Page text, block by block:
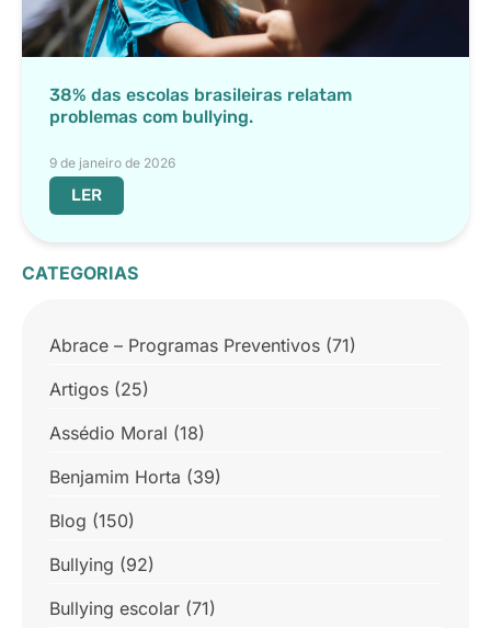
38% das escolas brasileiras relatam
problemas com bullying.
9 de janeiro de 2026
LER
CATEGORIAS
Abrace – Programas Preventivos (71)
Artigos (25)
Assédio Moral (18)
Benjamim Horta (39)
Blog (150)
Bullying (92)
Bullying escolar (71)